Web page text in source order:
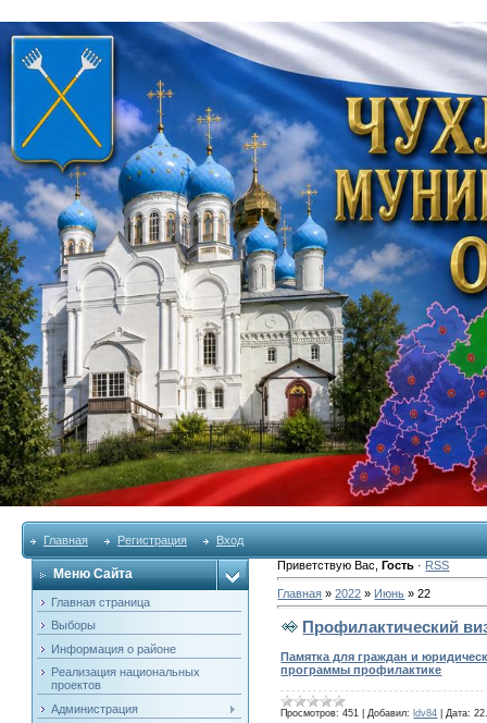
Главная Регистрация Вход
Меню Сайта
Главная страница
Выборы
Информация о районе
Реализация национальных
проектов
Администрация
Приветствую Вас ,Гость · RSS
Главная »2022 » Июнь » 22
Профилактический
Памятка для граждан и
программы профилактике
Просмотров: 451 Добавил: ldv84 Дата: